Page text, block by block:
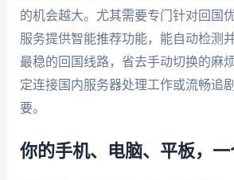
的机会越大。尤其需要专门针对回国
服务提供智能推荐功能，能自动检测
最稳的回国线路，省去手动切换的麻
定连接国内服务器处理工作或流畅追
要。
你的手机、电脑、平板，